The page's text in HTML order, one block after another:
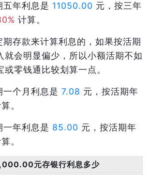
五年利息是 11050.00 元，按三年
计算。
期存款来计算利息的，如果按活期
就会明显偏少，所以小额活期不如
或零钱通比较划算一点。
一个月利息是7.08 元，按活期年
。
一年利息是 85.00 元，按活期年
。
元存银行利息多少